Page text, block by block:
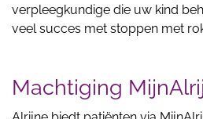
verpleegkundige die uw kind
veel succes met stoppen met
Machtiging